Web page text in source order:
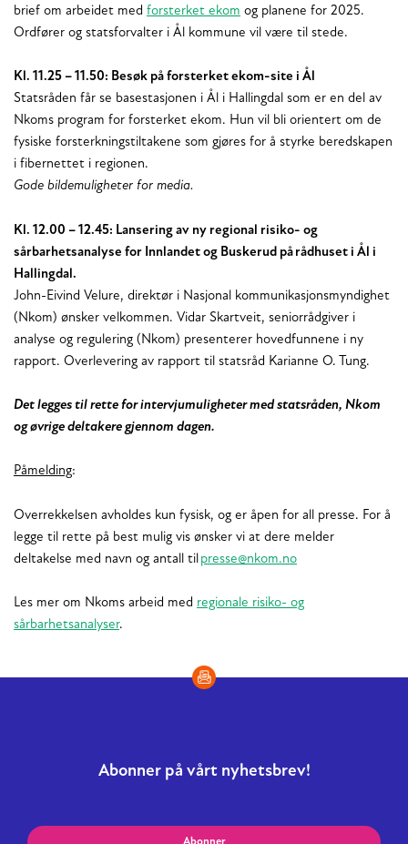
brief om arbeidet med forsterket ekom og planene for 2025.
Ordfører og statsforvalter i Ål kommune vil være til stede.
Kl. 11.25 – 11.50: Besøk på forsterket ekom-site i Ål
Statsråden får se basestasjonen i Ål i Hallingdal som er en del av
Nkoms program for forsterket ekom. Hun vil bli orientert om de
fysiske forsterkningstiltakene som gjøres for å styrke beredskapen
i fibernettet i regionen.
Gode bildemuligheter for media.
Kl. 12.00 – 12.45: Lansering av ny regional risiko- og
sårbarhetsanalyse for Innlandet og Buskerud på rådhuset i Ål i
Hallingdal.
John-Eivind Velure, direktør i Nasjonal kommunikasjonsmyndighet
(Nkom) ønsker velkommen. Vidar Skartveit, seniorrådgiver i
analyse og regulering (Nkom) presenterer hovedfunnene i ny
rapport. Overlevering av rapport til statsråd Karianne O. Tung.
Det legges til rette for intervjumuligheter med statsråden, Nkom
og øvrige deltakere gjennom dagen.
Påmelding:
Overrekkelsen avholdes kun fysisk, og er åpen for all presse. For å
legge til rette på best mulig vis ønsker vi at dere melder
deltakelse med navn og antall til presse@nkom.no
Les mer om Nkoms arbeid med regionale risiko- og
sårbarhetsanalyser.
Abonner på vårt nyhetsbrev!